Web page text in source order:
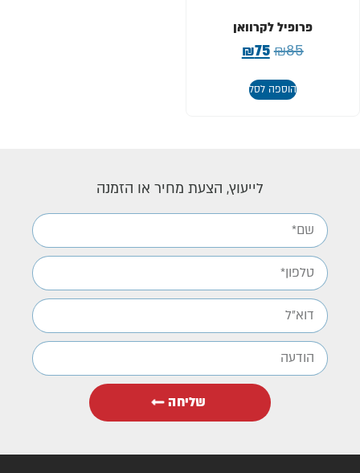
פרופיל לקרוואן
₪85
₪75
הוספה לסל
לייעוץ, הצעת מחיר או הזמנה
שליחה